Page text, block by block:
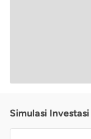
Simulasi Investasi